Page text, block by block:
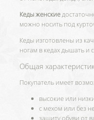
Кеды женские
можно носить под
Кеды изготовлены из
ногам в кедах дышать
Общая
Покупатель имеет
высокие или
с мехом или без
защиту обуви от